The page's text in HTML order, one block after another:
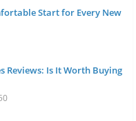
Start for Every New
Reviews: Is It Worth Buying